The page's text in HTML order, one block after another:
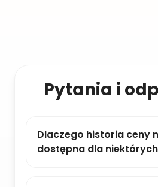
Pytania i
Dlaczego historia ceny
dostępna dla